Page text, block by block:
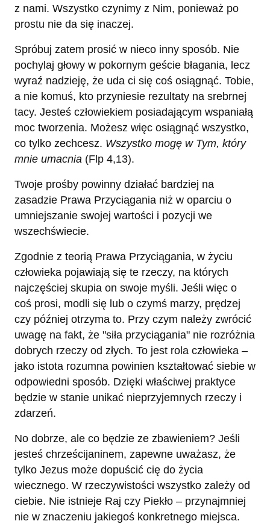
z nami. Wszystko czynimy z Nim, ponieważ po
prostu nie da się inaczej.
Spróbuj zatem prosić w nieco inny sposób. Nie
pochylaj głowy w pokornym geście błagania, lecz
wyraź nadzieję, że uda ci się coś osiągnąć. Tobie,
a nie komuś, kto przyniesie rezultaty na srebrnej
tacy. Jesteś człowiekiem posiadającym wspaniałą
moc tworzenia. Możesz więc osiągnąć wszystko,
co tylko zechcesz. Wszystko mogę w Tym, który
mnie umacnia (Flp 4,13).
Twoje prośby powinny działać bardziej na
zasadzie Prawa Przyciągania niż w oparciu o
umniejszanie swojej wartości i pozycji we
wszechświecie.
Zgodnie z teorią Prawa Przyciągania, w życiu
człowieka pojawiają się te rzeczy, na których
najczęściej skupia on swoje myśli. Jeśli więc o
coś prosi, modli się lub o czymś marzy, prędzej
czy później otrzyma to. Przy czym należy zwrócić
uwagę na fakt, że "siła przyciągania" nie rozróżnia
dobrych rzeczy od złych. To jest rola człowieka –
jako istota rozumna powinien kształtować siebie w
odpowiedni sposób. Dzięki właściwej praktyce
będzie w stanie unikać nieprzyjemnych rzeczy i
zdarzeń.
No dobrze, ale co będzie ze zbawieniem? Jeśli
jesteś chrześcijaninem, zapewne uważasz, że
tylko Jezus może dopuścić cię do życia
wiecznego. W rzeczywistości wszystko zależy od
ciebie. Nie istnieje Raj czy Piekło – przynajmniej
nie w znaczeniu jakiegoś konkretnego miejsca.